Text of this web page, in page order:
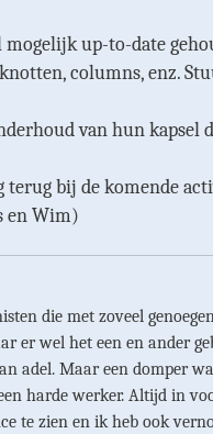
up-to-date
columns, enz.
van hun kapsel
terug bij de komende
en Wim)
die met zoveel
er wel het een en ander
adel. Maar een domper
harde werker. Altijd in
te zien en ik heb ook